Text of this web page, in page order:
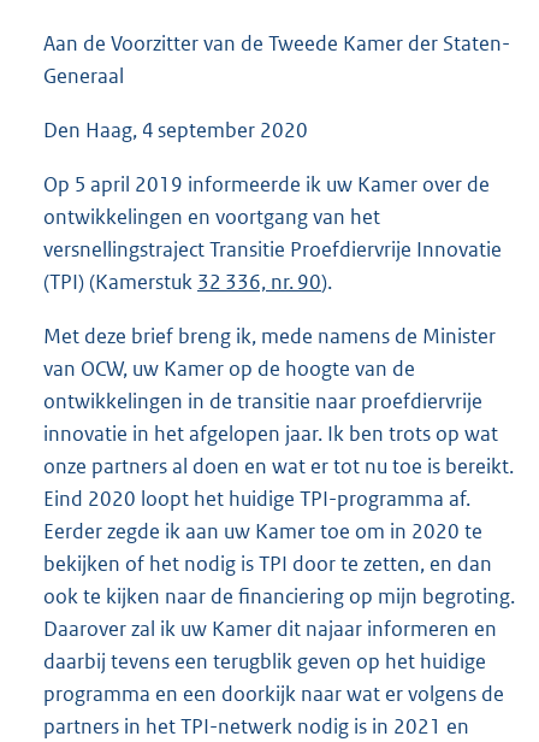
b
Aan de Voorzitter van de Tweede Kamer der Staten-
Generaal
Den Haag, 4 september 2020
Op 5 april 2019 informeerde ik uw Kamer over de
ontwikkelingen en voortgang van het
versnellingstraject Transitie Proefdiervrije Innovatie
(TPI) (Kamerstuk 32 336, nr. 90).
Met deze brief breng ik, mede namens de Minister
van OCW, uw Kamer op de hoogte van de
ontwikkelingen in de transitie naar proefdiervrije
innovatie in het afgelopen jaar. Ik ben trots op wat
onze partners al doen en wat er tot nu toe is bereikt.
Eind 2020 loopt het huidige TPI-programma af.
Eerder zegde ik aan uw Kamer toe om in 2020 te
bekijken of het nodig is TPI door te zetten, en dan
ook te kijken naar de financiering op mijn begroting.
Daarover zal ik uw Kamer dit najaar informeren en
daarbij tevens een terugblik geven op het huidige
programma en een doorkijk naar wat er volgens de
partners in het TPI-netwerk nodig is in 2021 en